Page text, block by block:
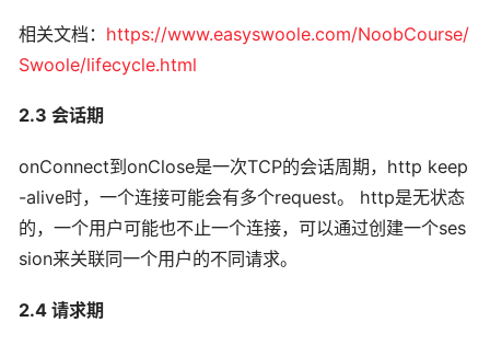
相关文档： https://www.easyswoole.com/NoobCourse/
Swoole/lifecycle.html
2.3 会话期
onConnect到onClose是一次TCP的会话周期，http keep
-alive时，一个连接可能会有多个request。 http是无状态
的，一个用户可能也不止一个连接，可以通过创建一个ses
sion来关联同一个用户的不同请求。
2.4 请求期